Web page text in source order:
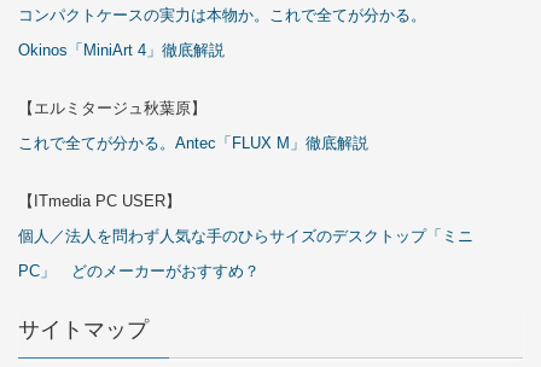
コンパクトケースの実力は本物か。これで全てが分かる。
Okinos「MiniArt 4」徹底解説
【エルミタージュ秋葉原】
これで全てが分かる。Antec「FLUX M」徹底解説
【ITmedia PC USER】
個人／法人を問わず人気な手のひらサイズのデスクトップ「ミニ
PC」 どのメーカーがおすすめ？
サイトマップ